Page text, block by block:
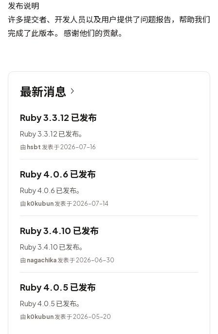
发布说明
许多提交者、开发人员以及用户提供了问题报告，帮助我们
完成了此版本。 感谢他们的贡献。
最新消息
Ruby 3.3.12 已发布
Ruby 3.3.12 已发布。
由 hsbt 发表于 2026-07-16
Ruby 4.0.6 已发布
Ruby 4.0.6 已发布。
由 k0kubun发表于 2026-07-14
Ruby 3.4.10 已发布
Ruby 3.4.10 已发布。
由 nagachika发表于 2026-06-30
Ruby 4.0.5 已发布
Ruby 4.0.5 已发布。
由 k0kubun发表于 2026-05-20